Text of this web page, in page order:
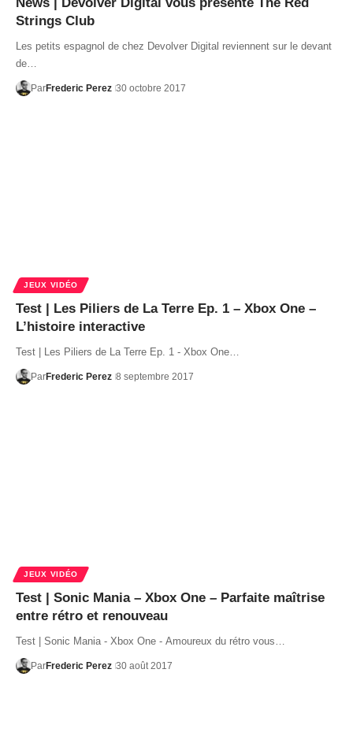
Strings Club
Les petits espagnol de chez Devolver Digital reviennent sur le devant
de…
ParFrederic Perez 30 octobre 2017
JEUX VIDÉO
Test | Les Piliers de La Terre Ep. 1 – Xbox One –
L’histoire interactive
Test | Les Piliers de La Terre Ep. 1 - Xbox One…
ParFrederic Perez 8 septembre 2017
JEUX VIDÉO
Test | Sonic Mania – Xbox One – Parfaite maîtrise
entre rétro et renouveau
Test | Sonic Mania - Xbox One - Amoureux du rétro vous…
ParFrederic Perez 30 août 2017